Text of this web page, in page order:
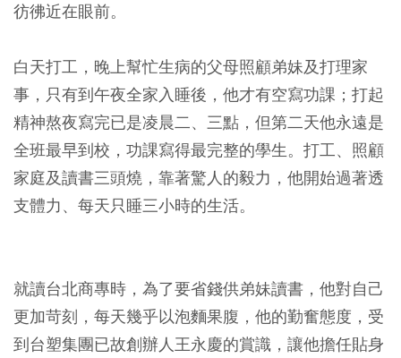
彷彿近在眼前。
白天打工，晚上幫忙生病的父母照顧弟妹及打理家
事，只有到午夜全家入睡後，他才有空寫功課；打起
精神熬夜寫完已是凌晨二、三點，但第二天他永遠是
全班最早到校，功課寫得最完整的學生。打工、照顧
家庭及讀書三頭燒，靠著驚人的毅力，他開始過著透
支體力、每天只睡三小時的生活。
就讀台北商專時，為了要省錢供弟妹讀書，他對自己
更加苛刻，每天幾乎以泡麵果腹，他的勤奮態度，受
到台塑集團已故創辦人王永慶的賞識，讓他擔任貼身